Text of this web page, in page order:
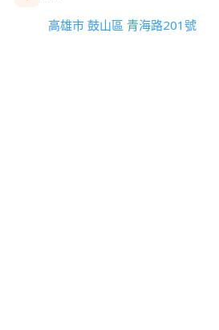
高雄市 鼓山區 青海路201號